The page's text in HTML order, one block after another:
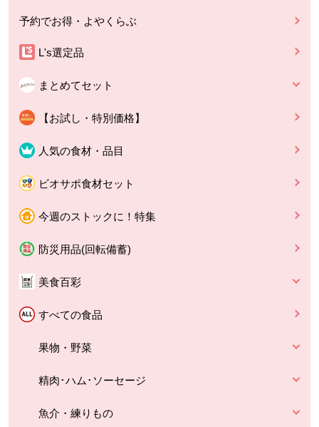
予約でお得・よやくらぶ
L's選定品
まとめてセット
【お試し・特別価格】
人気の食材・品目
ビオサポ食材セット
今週のストックに！特集
防災用品(回転備蓄)
美食百彩
すべての食品
果物・野菜
精肉･ハム･ソーセージ
魚介・練りもの